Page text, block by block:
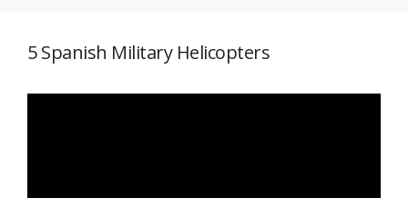
5 Spanish Military Helicopters